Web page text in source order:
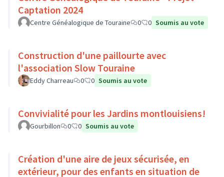
Captation 2024
Centre Généalogique de Touraine 0 0 Soumis au vote
Construction d'une paillourte avec
l'association Slow Touraine
Eddy Charreau 0 0 Soumis au vote
Convivialité pour les Jardins montlouisiens!
Gourbillon 0 0 Soumis au vote
Création d'une aire de jeux sécurisée, en
extérieur, pour des enfants en situation de